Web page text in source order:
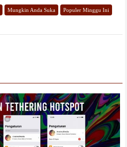
Mungkin Anda Suka Populer Minggu Ini